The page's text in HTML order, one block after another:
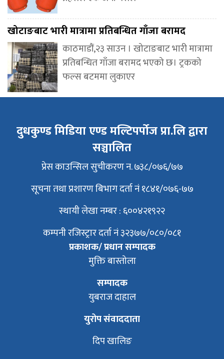
खोटाङबाट भारी मात्रामा प्रतिबन्धित गाँजा बरामद
काठमाडौं,२३ साउन । खोटाङबाट भारी मात्रामा
प्रतिबन्धित गाँजा बरामद भएको छ। ट्रकको
फल्स बटममा लुकाएर
दुधकुण्ड मिडिया एण्ड मल्टिपर्पोज प्रा.लि द्वारा
सञ्चालित
प्रेस काउन्सिल सुचीकरण न. ७३८/०७६/७७
सूचना तथा प्रशारण बिभाग दर्ता नं १८४१/०७६-७७
स्थायी लेखा नम्बर : ६००४२१९२२
कम्पनी रजिस्ट्रार दर्ता नं ३२३७७/०८०/०८१
प्रकाशक/ प्रधान सम्पादक
मुक्ति बास्तोला
सम्पादक
युबराज दाहाल
युरोप संवाददाता
दिप खालिङ